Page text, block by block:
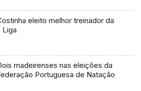
eleito melhor treinador da
Liga
madeirenses nas eleições da
Portuguesa de Natação